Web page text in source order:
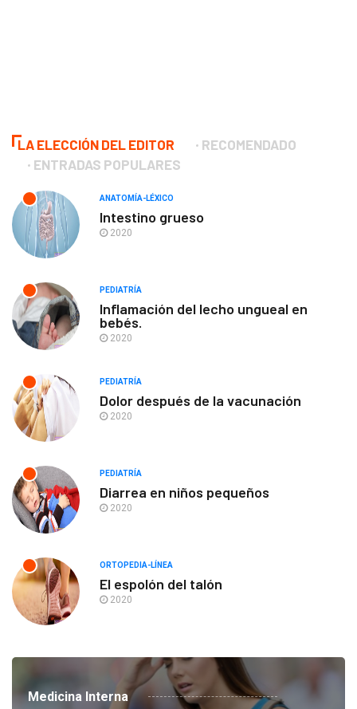
LA ELECCIÓN DEL EDITOR
RECOMENDADO
ENTRADAS POPULARES
ANATOMÍA-LÉXICO
Intestino grueso
2020
PEDIATRÍA
Inflamación del lecho ungueal en
bebés.
2020
PEDIATRÍA
Dolor después de la vacunación
2020
PEDIATRÍA
Diarrea en niños pequeños
2020
ORTOPEDIA-LÍNEA
El espolón del talón
2020
Medicina Interna